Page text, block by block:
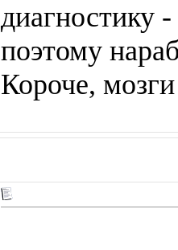
диагностику
поэтому
Короче,